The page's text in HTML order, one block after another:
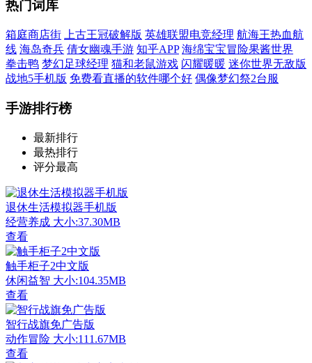
热门词库
箱庭商店街 上古王冠破解版 英雄联盟电竞经理 航海王热血航
线 海岛奇兵 倩女幽魂手游 知乎APP 海绵宝宝冒险果酱世界
拳击鸭 梦幻足球经理 猫和老鼠游戏 闪耀暖暖 迷你世界无敌版
战地5手机版 免费看直播的软件哪个好 偶像梦幻祭2台服
手游排行榜
最新排行
最热排行
评分最高
退休生活模拟器手机版
经营养成 大小:37.30MB
查看
触手柜子2中文版
休闲益智 大小:104.35MB
查看
智行战旗免广告版
动作冒险 大小:111.67MB
查看